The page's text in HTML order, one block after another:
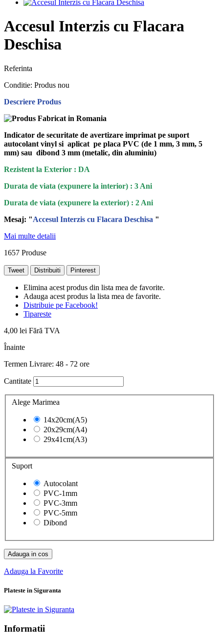
Accesul Interzis cu Flacara
Deschisa
Referinta
Conditie: Produs nou
Descriere Produs
Indicator de securitate de avertizare imprimat pe suport
autocolant vinyl si aplicat pe placa PVC (de 1 mm, 3 mm, 5
mm) sau dibond 3 mm (metalic, din aluminiu)
Rezistent la Exterior : DA
Durata de viata (expunere la interior) : 3 Ani
Durata de viata (expunere la exterior) : 2 Ani
Mesaj: "Accesul Interzis cu Flacara Deschisa "
Mai multe detalii
1657 Produse
Tweet Distribuiti Pinterest
Elimina acest produs din lista mea de favorite.
Adauga acest produs la lista mea de favorite.
Distribuie pe Facebook!
Tipareste
4,00 lei Fără TVA
Înainte
Termen Livrare: 48 - 72 ore
Cantitate
Alege Marimea
14x20cm(A5)
20x29cm(A4)
29x41cm(A3)
Suport
Autocolant
PVC-1mm
PVC-3mm
PVC-5mm
Dibond
Adauga in cos
Adauga la Favorite
Plateste in Siguranta
Informatii